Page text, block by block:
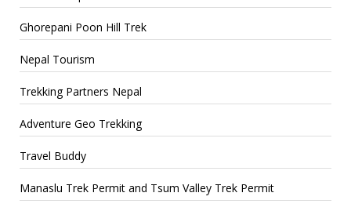
Ghorepani Poon Hill Trek
Nepal Tourism
Trekking Partners Nepal
Adventure Geo Trekking
Travel Buddy
Manaslu Trek Permit and Tsum Valley Trek Permit